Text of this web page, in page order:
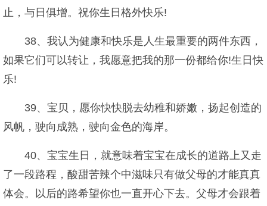
止，与日俱增。祝你生日格外快乐!
38、我认为健康和快乐是人生最重要的两件东西，
如果它们可以转让，我愿意把我的那一份都给你!生日快
乐!
39、宝贝，愿你快快脱去幼稚和娇嫩，扬起创造的
风帆，驶向成熟，驶向金色的海岸。
40、宝宝生日，就意味着宝宝在成长的道路上又走
了一段路程，酸甜苦辣个中滋味只有做父母的才能真真
体会。以后的路希望你也一直开心下去。父母才会跟着